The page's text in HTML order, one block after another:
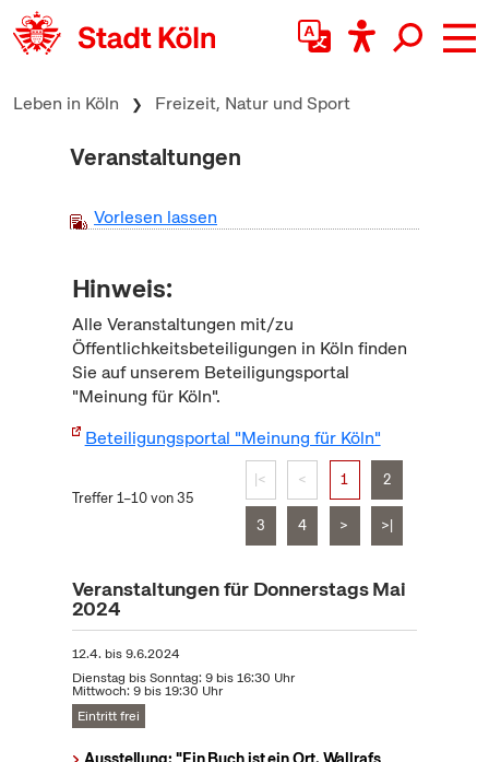
zum Inhalt springen
Leben in Köln Freizeit, Natur und Sport
Veranstaltungen
Vorlesen lassen
Hinweis:
Alle Veranstaltungen mit/zu
Öffentlichkeitsbeteiligungen in Köln finden
Sie auf unserem Beteiligungsportal
"Meinung für Köln".
Beteiligungsportal "Meinung für Köln"
Treffer 1–10 von 35
|< < 1 2
3 4 > >|
Veranstaltungen für Donnerstags Mai
2024
12.4. bis9.6.2024
Dienstag bis Sonntag: 9 bis 16:30 Uhr
Mittwoch: 9 bis 19:30 Uhr
Eintritt frei